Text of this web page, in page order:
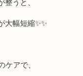
整うと、
大幅短縮✨✨
ケアで、